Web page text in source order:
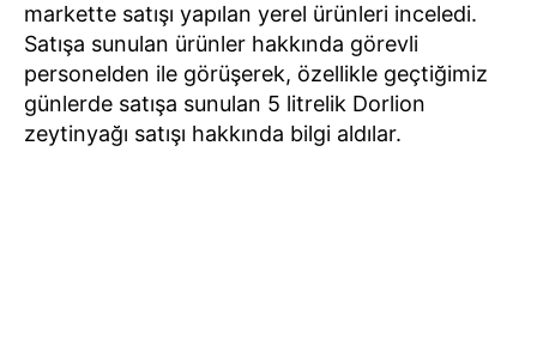
markette satışı yapılan yerel ürünleri inceledi.
Satışa sunulan ürünler hakkında görevli
personelden ile görüşerek, özellikle geçtiğimiz
günlerde satışa sunulan 5 litrelik Dorlion
zeytinyağı satışı hakkında bilgi aldılar.